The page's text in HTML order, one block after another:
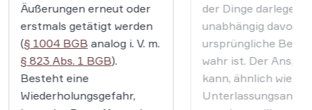
Äußerungen erneut oder
erstmals getätigt werden
(§ 1004 BGBanalog i. V. m.
§ 823 Abs. 1 BGB).
Besteht eine
Wiederholungsgefahr,
der Dinge darlegen –
unabhängig davon,
ursprüngliche
wahr ist. Der
kann, ähnlich wie der